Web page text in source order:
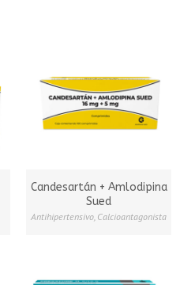
Candesartán + Amlodipina
Sued
Antihipertensivo Calcioantagonista